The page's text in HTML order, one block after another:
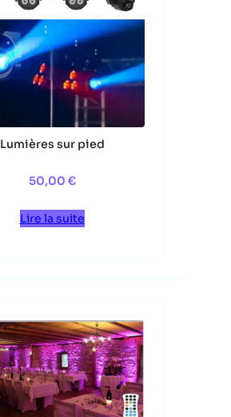
Lumières sur pied
50,00 €
Lire la suite